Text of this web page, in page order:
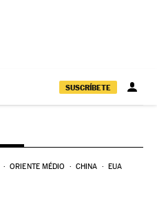
SUSCRÍBETE
ORIENTE MÉDIO CHINA EUA